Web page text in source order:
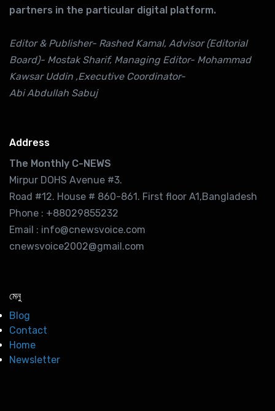
partners in the particular digital platform.
Editor & Publisher- Rashed Kamal, Advisor (Editorial
Board)- Mostak Sharif, Managing Editor- Mohammad
Kawsar Uddin ,Executive Coordinator-
Abi Abdullah Sabuj
Address
The Monthly C-NEWS
Mirpur DOHS Avenue #3.
Road #12. House # 860-861. First floor A1,Bangladesh
Phone : +88029855232
Email : info@cnewsvoice.com
cnewsvoice2002@gmail.com
মেনু
Blog
Contact
Home
Newsletter